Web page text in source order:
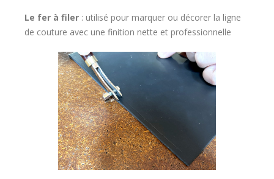
Le fer à filer : utilisé pour marquer ou décorer la ligne
de couture avec une finition nette et professionnelle